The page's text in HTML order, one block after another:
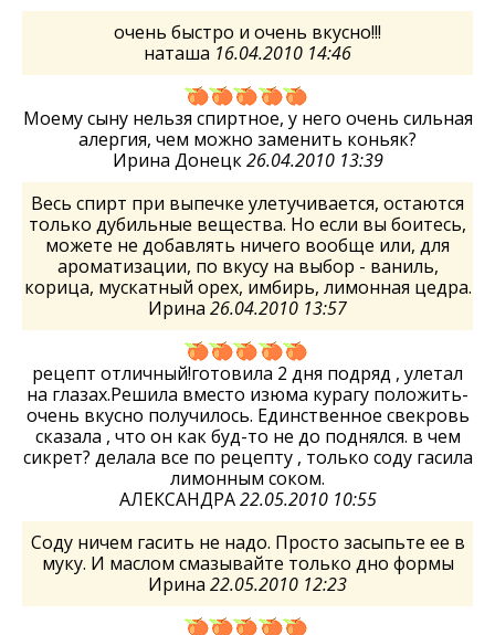
очень быстро и очень вкусно!!!
наташа 16.04.2010 14:46
Моему сыну нельзя спиртное, у него очень сильная
алергия, чем можно заменить коньяк?
Ирина Донецк26.04.2010 13:39
Весь спирт при выпечке улетучивается, остаются
только дубильные вещества. Но если вы боитесь,
можете не добавлять ничего вообще или, для
ароматизации, по вкусу на выбор - ваниль,
корица, мускатный орех, имбирь, лимонная цедра.
Ирина 26.04.2010 13:57
рецепт отличный!готовила 2 дня подряд , улетал
на глазах.Решила вместо изюма курагу положить-
очень вкусно получилось. Единственное свекровь
сказала , что он как буд-то не до поднялся. в чем
сикрет? делала все по рецепту , только соду гасила
лимонным соком.
АЛЕКСАНДРА22.05.2010 10:55
Соду ничем гасить не надо. Просто засыпьте ее в
муку. И маслом смазывайте только дно формы
Ирина 22.05.2010 12:23